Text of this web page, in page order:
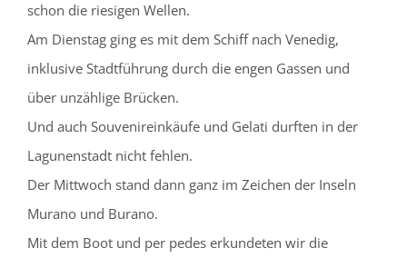
schon die riesigen Wellen.
Am Dienstag ging es mit dem Schiff nach Venedig,
inklusive Stadtführung durch die engen Gassen und
über unzählige Brücken.
Und auch Souvenireinkäufe und Gelati durften in der
Lagunenstadt nicht fehlen.
Der Mittwoch stand dann ganz im Zeichen der Inseln
Murano und Burano.
Mit dem Boot und per pedes erkundeten wir die